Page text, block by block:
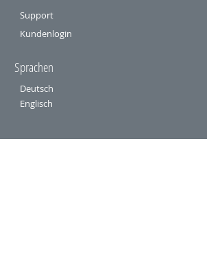
Support
Kundenlogin
Sprachen
Deutsch
Englisch